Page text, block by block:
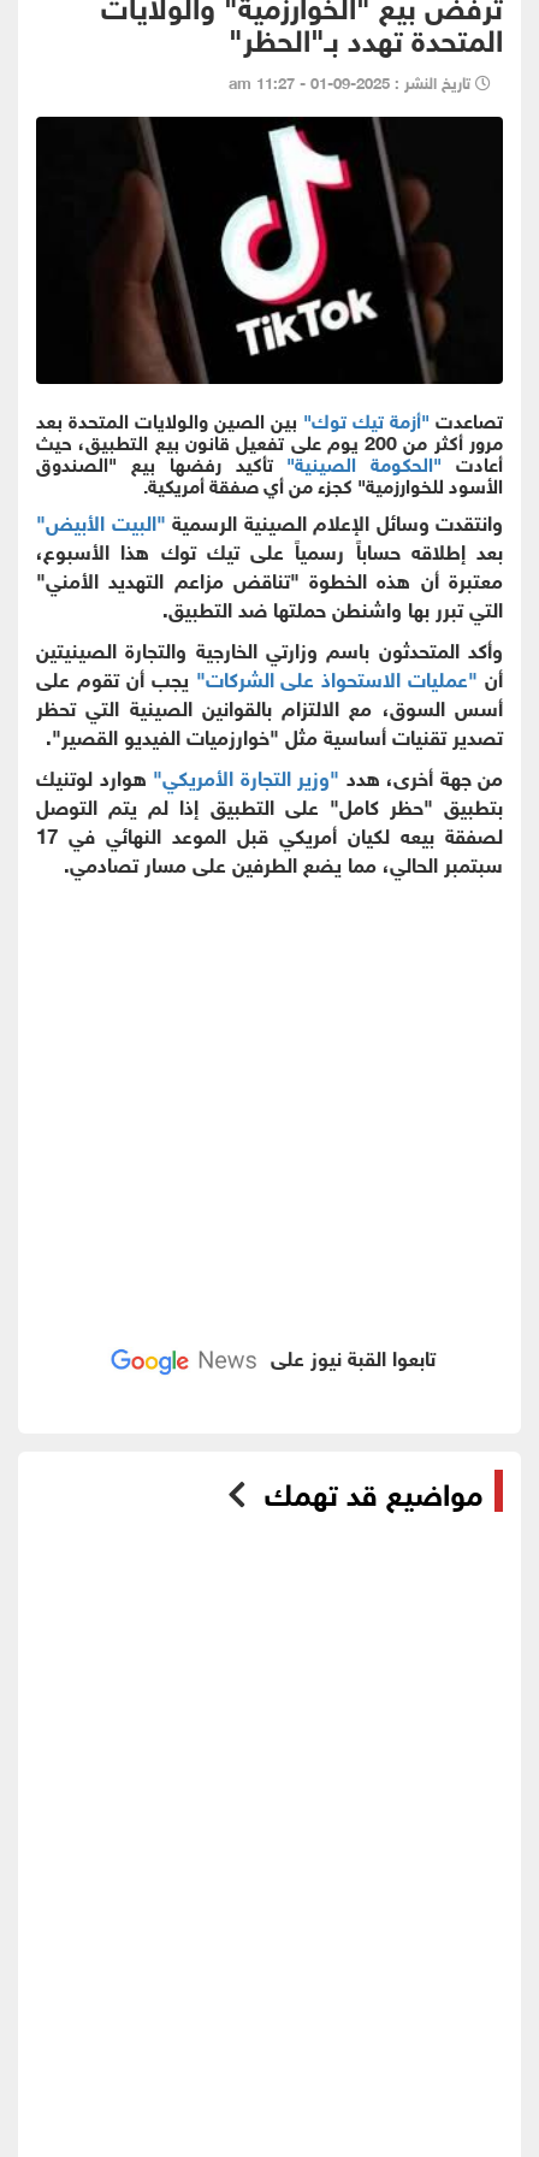
المتحدة تهدد بـ"الحظر"
تاريخ النشر : 2025-09-01 - 11:27 am
تصاعدت "أزمة تيك توك" بين الصين والولايات المتحدة بعد
مرور أكثر من 200 يوم على تفعيل قانون بيع التطبيق، حيث
أعادت "الحكومة الصينية" تأكيد رفضها بيع "الصندوق
الأسود للخوارزمية" كجزء من أي صفقة أمريكية.
وانتقدت وسائل الإعلام الصينية الرسمية"البيت الأبيض"
بعد إطلاقه حساباً رسمياً على تيك توك هذا الأسبوع،
معتبرة أن هذه الخطوة "تناقض مزاعم التهديد الأمني"
التي تبرر بها واشنطن حملتها ضد التطبيق.
وأكد المتحدثون باسم وزارتي الخارجية والتجارة الصينيتين
أن "عمليات الاستحواذ على الشركات" يجب أن تقوم على
أسس السوق، مع الالتزام بالقوانين الصينية التي تحظر
تصدير تقنيات أساسية مثل "خوارزميات الفيديو القصير".
من جهة أخرى، هدد "وزير التجارة الأمريكي" هوارد لوتنيك
بتطبيق "حظر كامل" على التطبيق إذا لم يتم التوصل
لصفقة بيعه لكيان أمريكي قبل الموعد النهائي في 17
سبتمبر الحالي، مما يضع الطرفين على مسار تصادمي.
تابعوا القبة نيوز على
مواضيع قد تهمك